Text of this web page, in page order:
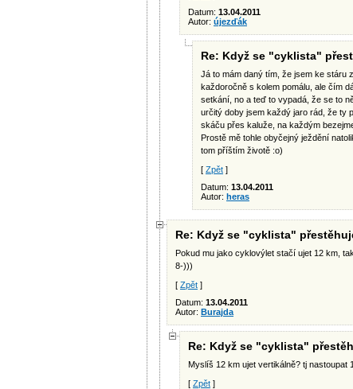
Datum: 13.04.2011
Autor: újezďák
Re: Když se "cyklista"
Já to mám daný tím, že jsem ke stáru
každoročně s kolem pomálu, ale čím
setkání, no a teď to vypadá, že se to
určitý doby jsem každý jaro rád, že ty
skáču přes kaluže, na každým
Prostě mě tohle obyčejný ježdění
tom příštím životě :o)
[ Zpět ]
Datum: 13.04.2011
Autor: heras
Re: Když se "cyklista"
Pokud mu jako cyklovýlet stačí ujet 12 km,
8-)))
[ Zpět ]
Datum: 13.04.2011
Autor: Burajda
Re: Když se "cyklista"
Myslíš 12 km ujet vertikálně? tj
[ Zpět ]